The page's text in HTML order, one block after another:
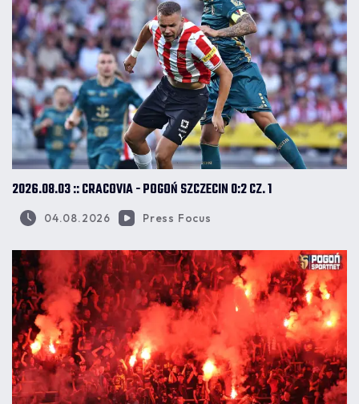
2026.08.03 :: CRACOVIA - POGOŃ SZCZECIN 0:2 CZ. 1
04.08.2026 Press Focus